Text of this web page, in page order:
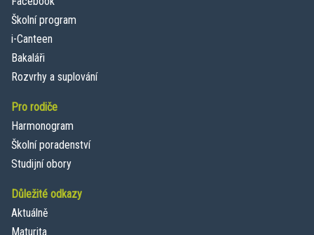
Školní program
i-Canteen
Bakaláři
Rozvrhy a suplování
Pro rodiče
Harmonogram
Školní poradenství
Studijní obory
Důležité odkazy
Aktuálně
Maturita